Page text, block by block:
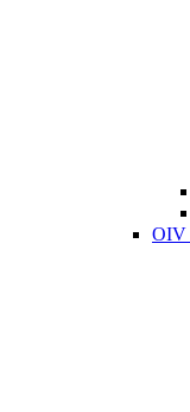
OIV